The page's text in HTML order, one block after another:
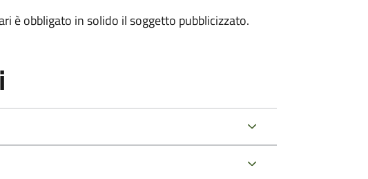
è obbligato in solido il soggetto pubblicizzato.